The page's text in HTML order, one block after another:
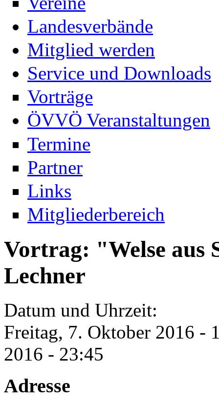
Landesverbände
Mitglied werden
Service und Downloads
Vorträge
ÖVVÖ Veranstaltungen
Termine
Partner
Links
Mitgliederbereich
Vortrag: "Welse aus
Lechner
Datum und Uhrzeit:
Freitag, 7. Oktober 2016 -
2016 - 23:45
Adresse